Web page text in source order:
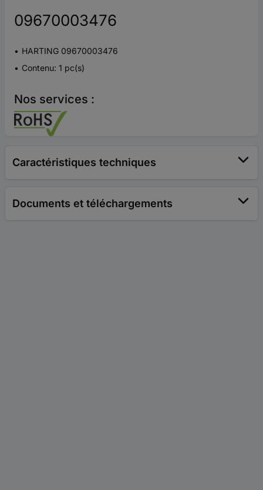
09670003476
HARTING 09670003476
Contenu: 1 pc(s)
Nos services :
Caractéristiques techniques
Documents et téléchargements